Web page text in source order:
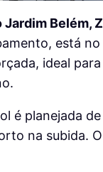
Belém,
está
ideal
é planejada
na subida.